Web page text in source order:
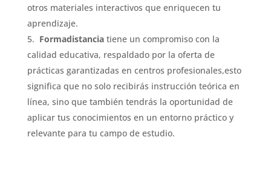
otros materiales interactivos que enriquecen tu
aprendizaje.
Formadistanciatiene un compromiso con la
calidad educativa, respaldado por la oferta de
prácticas garantizadas en centros profesionales,esto
significa que no solo recibirás instrucción teórica en
línea, sino que también tendrás la oportunidad de
aplicar tus conocimientos en un entorno práctico y
relevante para tu campo de estudio.